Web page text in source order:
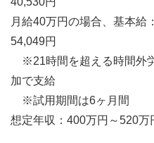
月給40万円の場合、基本給
54,049円
※21時間を超える時間外
加で支給
※試用期間は6ヶ月間
想定年収：400万円～520万